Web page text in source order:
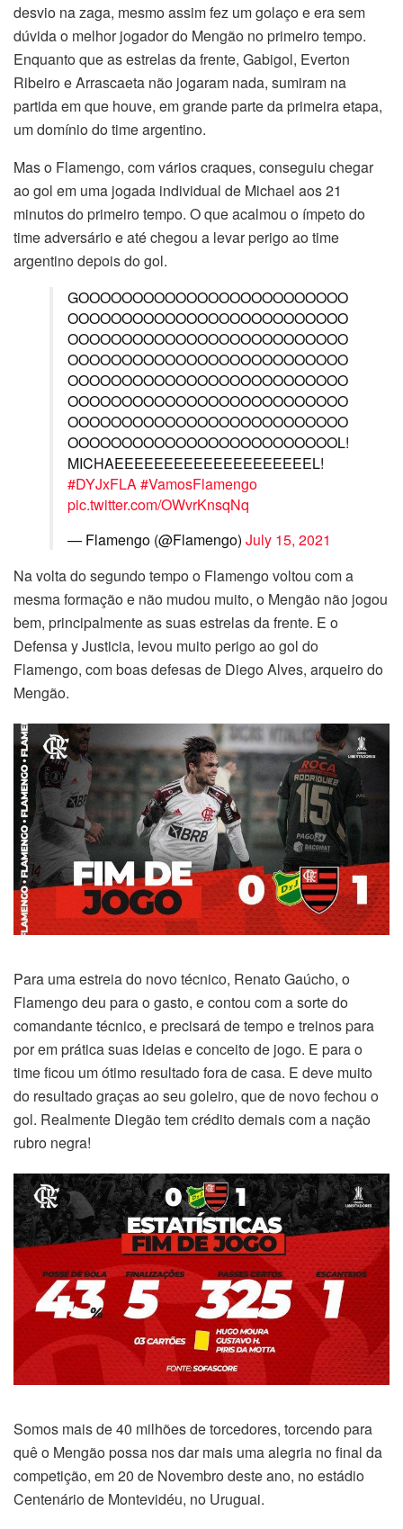
desvio na zaga, mesmo assim fez um golaço e era sem
dúvida o melhor jogador do Mengão no primeiro tempo.
Enquanto que as estrelas da frente, Gabigol, Everton
Ribeiro e Arrascaeta não jogaram nada, sumiram na
partida em que houve, em grande parte da primeira etapa,
um domínio do time argentino.
Mas o Flamengo, com vários craques, conseguiu chegar
ao gol em uma jogada individual de Michael aos 21
minutos do primeiro tempo. O que acalmou o ímpeto do
time adversário e até chegou a levar perigo ao time
argentino depois do gol.
GOOOOOOOOOOOOOOOOOOOOOOOOO
OOOOOOOOOOOOOOOOOOOOOOOOOO
OOOOOOOOOOOOOOOOOOOOOOOOOO
OOOOOOOOOOOOOOOOOOOOOOOOOO
OOOOOOOOOOOOOOOOOOOOOOOOOO
OOOOOOOOOOOOOOOOOOOOOOOOOO
OOOOOOOOOOOOOOOOOOOOOOOOOO
OOOOOOOOOOOOOOOOOOOOOOOOOL!
MICHAEEEEEEEEEEEEEEEEEEEEL!
#DYJxFLA#VamosFlamengo
pic.twitter.com/OWvrKnsqNq
— Flamengo (@Flamengo) July 15, 2021
Na volta do segundo tempo o Flamengo voltou com a
mesma formação e não mudou muito, o Mengão não jogou
bem, principalmente as suas estrelas da frente. E o
Defensa y Justicia, levou muito perigo ao gol do
Flamengo, com boas defesas de Diego Alves, arqueiro do
Mengão.
Para uma estreia do novo técnico, Renato Gaúcho, o
Flamengo deu para o gasto, e contou com a sorte do
comandante técnico, e precisará de tempo e treinos para
por em prática suas ideias e conceito de jogo. E para o
time ficou um ótimo resultado fora de casa. E deve muito
do resultado graças ao seu goleiro, que de novo fechou o
gol. Realmente Diegão tem crédito demais com a nação
rubro negra!
Somos mais de 40 milhões de torcedores, torcendo para
quê o Mengão possa nos dar mais uma alegria no final da
competição, em 20 de Novembro deste ano, no estádio
Centenário de Montevidéu, no Uruguai.